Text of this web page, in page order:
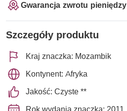
Gwarancja zwrotu pieniędzy
Szczegóły produktu
Kraj znaczka: Mozambik
Kontynent: Afryka
Jakość: Czyste **
Rok wydania znaczka: 2011